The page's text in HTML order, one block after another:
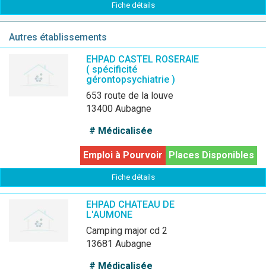
Fiche détails
Autres établissements
EHPAD CASTEL ROSERAIE
( spécificité
gérontopsychiatrie )
653 route de la louve
13400 Aubagne
# Médicalisée
Places Disponibles
Emploi à Pourvoir
Fiche détails
EHPAD CHATEAU DE
L'AUMONE
camping major cd 2
13681 Aubagne
# Médicalisée